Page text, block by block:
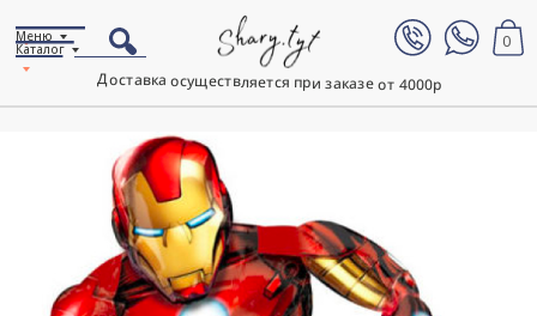
Доставка осуществляется при заказе от 4000р
0
Каталог
Меню